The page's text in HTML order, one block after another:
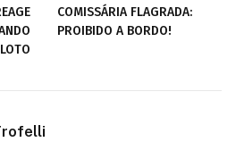
COMISSÁRIA FLAGRADA:
PROIBIDO A BORDO!